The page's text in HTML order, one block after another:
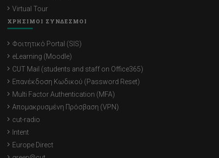
Virtual Tour
ΧΡΗΣΙΜΟΙ ΣΥΝΔΕΣΜΟΙ
Φοιτητικό Portal (SIS)
eLearning (Moodle)
CUT Mail (students and staff on Office365)
Επανέκδοση Κωδικού (Password Reset)
Multi Factor Authentication (MFA)
Απομακρυσμένη Πρόσβαση (VPN)
cut-radio
Intent
Europe Direct